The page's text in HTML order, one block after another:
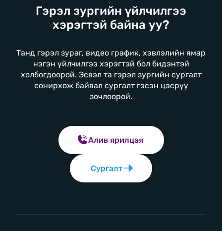
Гэрэл зургийн үйлчилгээ
хэрэгтэй байна уу?
Танд гэрэл зураг, видео график, хэвлэлийн ямар
нэгэн үйлчилгээ хэрэгтэй бол бидэнтэй
холбогдоорой. Эсвэл та гэрэл зургийн сургалт
сонирхож байвал сургалт гэсэн цэсрүү
зочлоорой.
Алив ярилцая
Сургалт